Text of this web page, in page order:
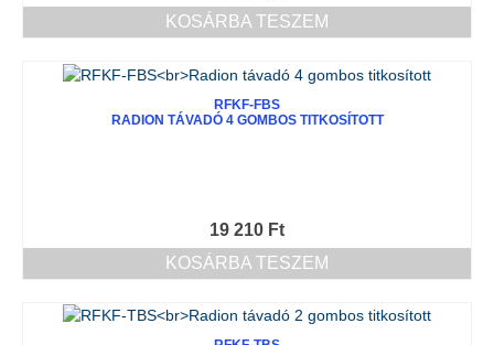
KOSÁRBA TESZEM
RFKF-FBS
RADION TÁVADÓ 4 GOMBOS TITKOSÍTOTT
19 210 Ft
KOSÁRBA TESZEM